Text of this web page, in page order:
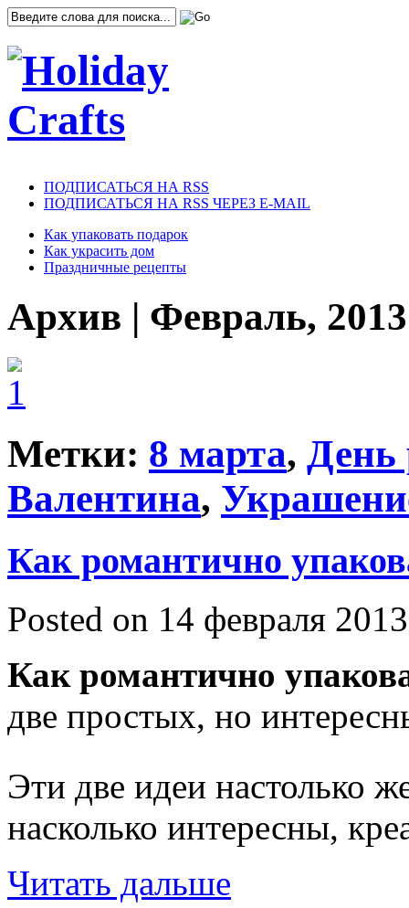
ПОДПИСАТЬСЯ НА RSS
ПОДПИСАТЬСЯ НА RSS ЧЕРЕЗ E-MAIL
Как упаковать подарок
Как украсить дом
Праздничные рецепты
Архив | Февраль, 2013
Метки: 8 марта, День
Валентина,
Как романтично
Posted on 14 февраля
Как романтично
две простых, но
Эти две идеи настолько
насколько интересны,
Читать дальше